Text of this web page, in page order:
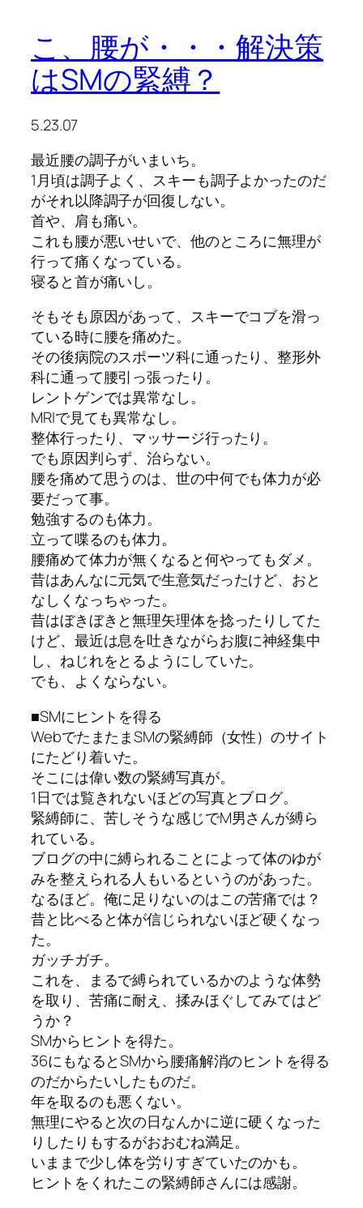
こ、腰が・・・解決策
はSMの緊縛？
5.23.07
最近腰の調子がいまいち。
1月頃は調子よく、スキーも調子よかったのだ
がそれ以降調子が回復しない。
首や、肩も痛い。
これも腰が悪いせいで、他のところに無理が
行って痛くなっている。
寝ると首が痛いし。
そもそも原因があって、スキーでコブを滑っ
ている時に腰を痛めた。
その後病院のスポーツ科に通ったり、整形外
科に通って腰引っ張ったり。
レントゲンでは異常なし。
MRIで見ても異常なし。
整体行ったり、マッサージ行ったり。
でも原因判らず、治らない。
腰を痛めて思うのは、世の中何でも体力が必
要だって事。
勉強するのも体力。
立って喋るのも体力。
腰痛めて体力が無くなると何やってもダメ。
昔はあんなに元気で生意気だったけど、おと
なしくなっちゃった。
昔はぼきぼきと無理矢理体を捻ったりしてた
けど、最近は息を吐きながらお腹に神経集中
し、ねじれをとるようにしていた。
でも、よくならない。
■SMにヒントを得る
WebでたまたまSMの緊縛師（女性）のサイト
にたどり着いた。
そこには偉い数の緊縛写真が。
1日では覧きれないほどの写真とブログ。
緊縛師に、苦しそうな感じでM男さんが縛ら
れている。
ブログの中に縛られることによって体のゆが
みを整えられる人もいるというのがあった。
なるほど。俺に足りないのはこの苦痛では？
昔と比べると体が信じられないほど硬くなっ
た。
ガッチガチ。
これを、まるで縛られているかのような体勢
を取り、苦痛に耐え、揉みほぐしてみてはど
うか？
SMからヒントを得た。
36にもなるとSMから腰痛解消のヒントを得る
のだからたいしたものだ。
年を取るのも悪くない。
無理にやると次の日なんかに逆に硬くなった
りしたりもするがおおむね満足。
いままで少し体を労りすぎていたのかも。
ヒントをくれたこの緊縛師さんには感謝。